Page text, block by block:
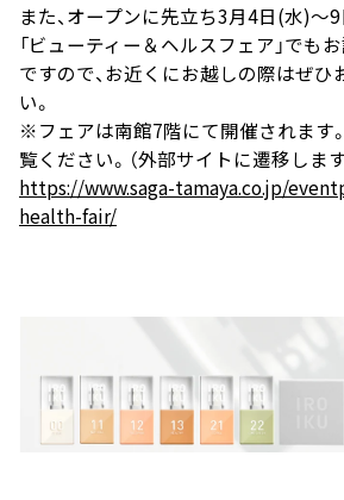
また、オープンに先立ち3月4日(水)～
「ビューティー＆ヘルスフェア」でも
ですので、お近くにお越しの際はぜひ
い。
※フェアは南館7階にて開催されます
覧ください。 （外部サイトに遷移します
https://www.saga-tamaya.co.jp/
health-fair/